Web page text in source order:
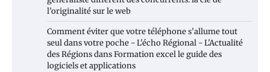
l’originalité sur le web
Comment éviter que votre téléphone s’allume tout
seul dans votre poche - L'écho Régional - L'Actualité
des RégionsdansFormation excel le guide des
logiciels et applications